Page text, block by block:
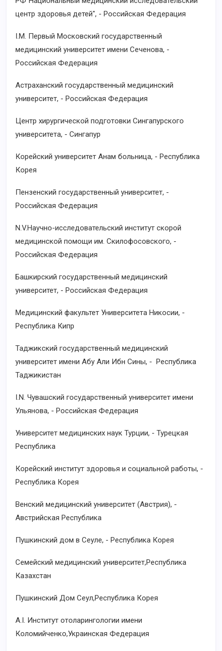
центр здоровья детей", - Российская Федерация
I.M. Первый Московский государственный
медицинский университет имени Сеченова, -
Российская Федерация
Астраханский государственный медицинский
университет, - Российская Федерация
Центр хирургической подготовки Сингапурского
университета, - Сингапур
Корейский университет Анам больница, - Республика
Корея
Пензенский государственный университет, -
Российская Федерация
N.V.Научно-исследовательский институт скорой
медицинской помощи им. Скилофосовского, -
Российская Федерация
Башкирский государственный медицинский
университет, - Российская Федерация
Медицинский факультет Университета Никосии, -
Республика Кипр
Таджикский государственный медицинский
университет имени Абу Али Ибн Сины, - Республика
Таджикистан
I.N. Чувашский государственный университет имени
Ульянова, - Российская Федерация
Университет медицинских наук Турции, - Турецкая
Республика
Корейский институт здоровья и социальной работы, -
Республика Корея
Венский медицинский университет (Австрия), -
Австрийская Республика
Пушкинский дом в Сеуле, - Республика Корея
Семейский медицинский университет,Республика
Казахстан
Пушкинский Дом Сеул,Республика Корея
A.I. Институт отоларингологии имени
Коломийченко,Украинская Федерация